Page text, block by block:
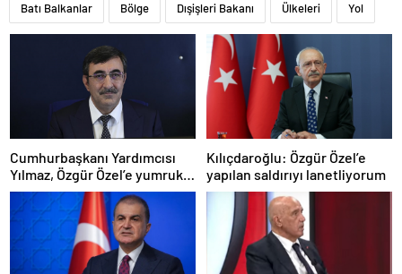
Batı Balkanlar Bölge Dışişleri Bakanı Ülkeleri Yol
Cumhurbaşkanı Yardımcısı
Yılmaz, Özgür Özel’e yumruklu
saldırıyı kınadı
Kılıçdaroğlu: Özgür Özel’e
yapılan saldırıyı lanetliyorum